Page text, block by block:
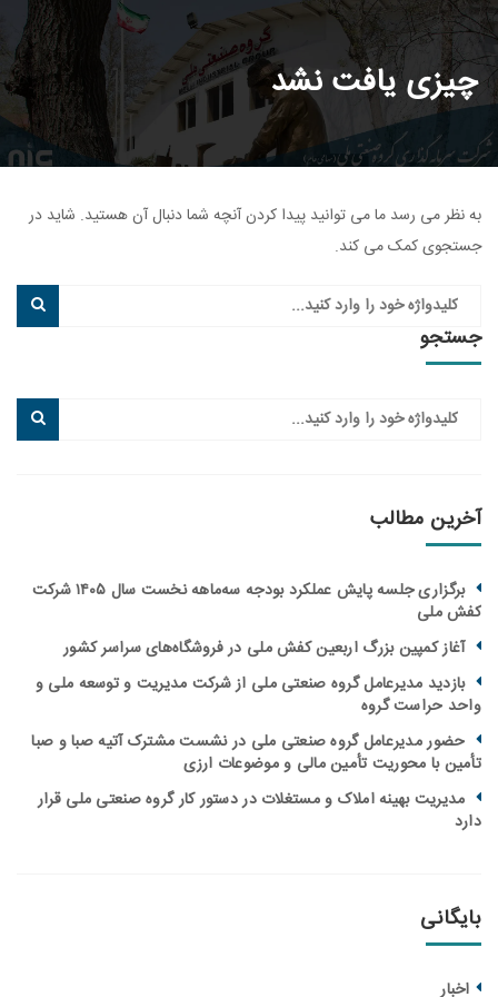
چیزی یافت نشد
به نظر می رسد ما می توانید پیدا کردن آنچه شما دنبال آن هستید. شاید در
جستجوی کمک می کند.
جستجو
آخرین مطالب
برگزاری جلسه پایش عملکرد بودجه سه‌ماهه نخست سال ۱۴۰۵ شرکت
کفش ملی
آغاز کمپین بزرگ اربعین کفش ملی در فروشگاه‌های سراسر کشور
بازدید مدیرعامل گروه صنعتی ملی از شرکت مدیریت و توسعه ملی و
واحد حراست گروه
حضور مدیرعامل گروه صنعتی ملی در نشست مشترک آتیه صبا و صبا
تأمین با محوریت تأمین مالی و موضوعات ارزی
مدیریت بهینه املاک و مستغلات در دستور کار گروه صنعتی ملی قرار
دارد
بایگانی
اخبار